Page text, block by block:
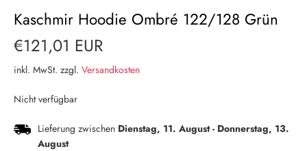
Kaschmir Hoodie Ombré 122/128 Grün
€121,01 EUR
inkl. MwSt. zzgl. Versandkosten
Nicht verfügbar
Lieferung zwischen Dienstag, 11. August- Donnerstag, 13.
August